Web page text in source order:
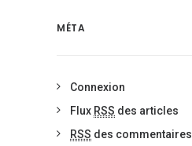
MÉTA
Connexion
Flux RSS des articles
RSS des commentaires